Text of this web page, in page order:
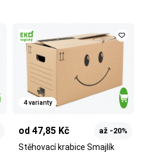
4 varianty
od 47,85 Kč až -20%
Stěhovací krabice Smajlík